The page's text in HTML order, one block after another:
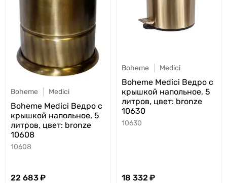
Boheme Medici
Boheme Medici Ведро с
крышкой напольное, 5
литров, цвет: bronze
10608
10608
22 683
Boheme Medici
Boheme Medici Ведро с
крышкой напольное, 5
литров, цвет: bronze
10630
10630
18 332